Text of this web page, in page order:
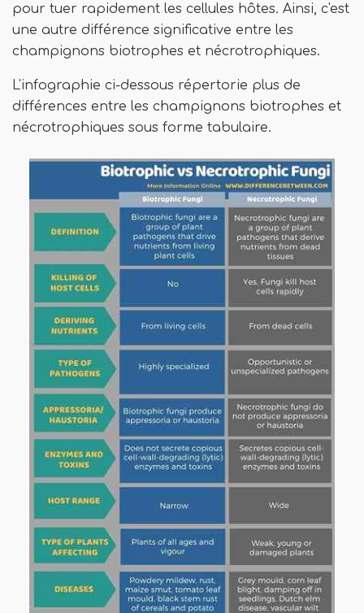
pour tuer rapidement les cellules hôtes. Ainsi, c'est
une autre différence significative entre les
champignons biotrophes et nécrotrophiques.
L'infographie ci-dessous répertorie plus de
différences entre les champignons biotrophes et
nécrotrophiques sous forme tabulaire.